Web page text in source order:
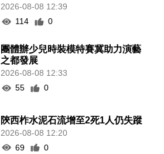
2026-08-08 12:39
114
0
團體辦少兒時裝模特賽冀助力演藝
之都發展
2026-08-08 12:33
55
0
陝西柞水泥石流增至2死1人仍失蹤
2026-08-08 12:20
69
0